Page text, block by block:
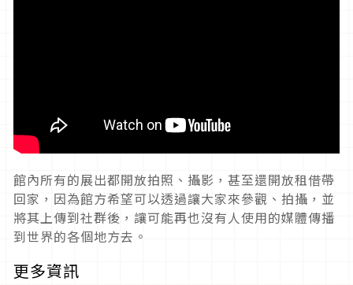
館內所有的展出都開放拍照、攝影，甚至還開放租借帶
回家，因為館方希望可以透過讓大家來參觀、拍攝，並
將其上傳到社群後，讓可能再也沒有人使用的媒體傳播
到世界的各個地方去。
更多資訊